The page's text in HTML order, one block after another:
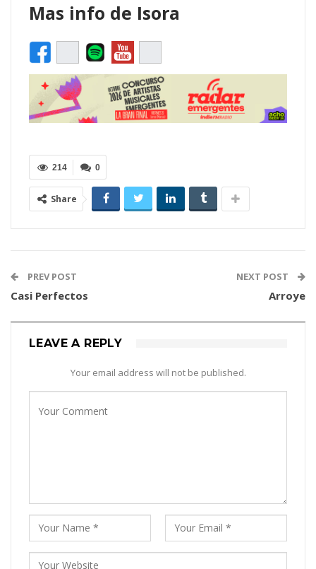
Mas info de Isora
0
214
Share
PREV POST
Casi Perfectos
NEXT POST
Arroye
LEAVE A REPLY
Your email address will not be published.